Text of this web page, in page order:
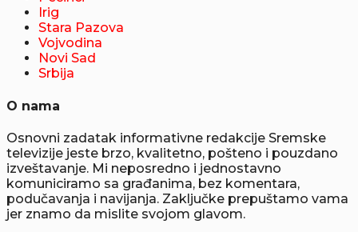
Irig
Stara Pazova
Vojvodina
Novi Sad
Srbija
O nama
Osnovni zadatak informativne redakcije Sremske
televizije jeste brzo, kvalitetno, pošteno i pouzdano
izveštavanje. Mi neposredno i jednostavno
komuniciramo sa građanima, bez komentara,
podučavanja i navijanja. Zaključke prepuštamo vama
jer znamo da mislite svojom glavom.